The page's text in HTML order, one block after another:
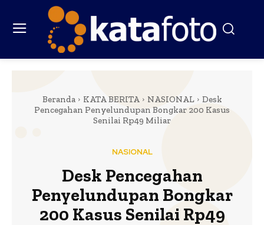
Beranda KATA BERITA NASIONAL
Desk
Pencegahan Penyelundupan Bongkar 200 Kasus
Senilai Rp49 Miliar
NASIONAL
Desk Pencegahan
Penyelundupan Bongkar
200 Kasus Senilai Rp49